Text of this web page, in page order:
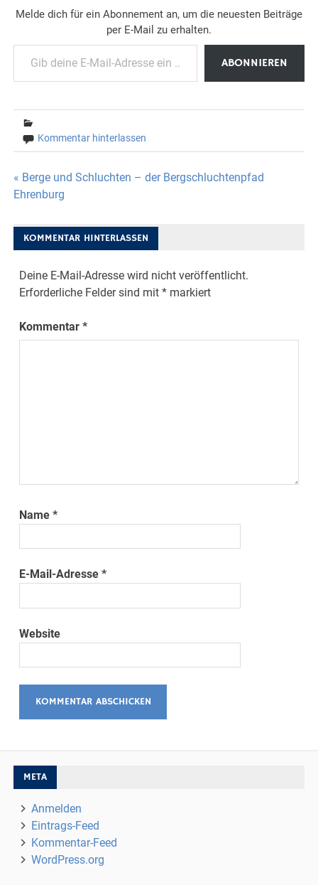
Melde dich für ein Abonnement an, um die neuesten Beiträge
per E-Mail zu erhalten.
Gib deine E-Mail-Adresse ein ...
ABONNIEREN
Kommentar hinterlassen
Beitragsnavigation
« Berge und Schluchten – der Bergschluchtenpfad
Ehrenburg
KOMMENTAR HINTERLASSEN
Deine E-Mail-Adresse wird nicht veröffentlicht.
Erforderliche Felder sind mit* markiert
Kommentar*
Name*
E-Mail-Adresse*
Website
META
Anmelden
Eintrags-Feed
Kommentar-Feed
WordPress.org